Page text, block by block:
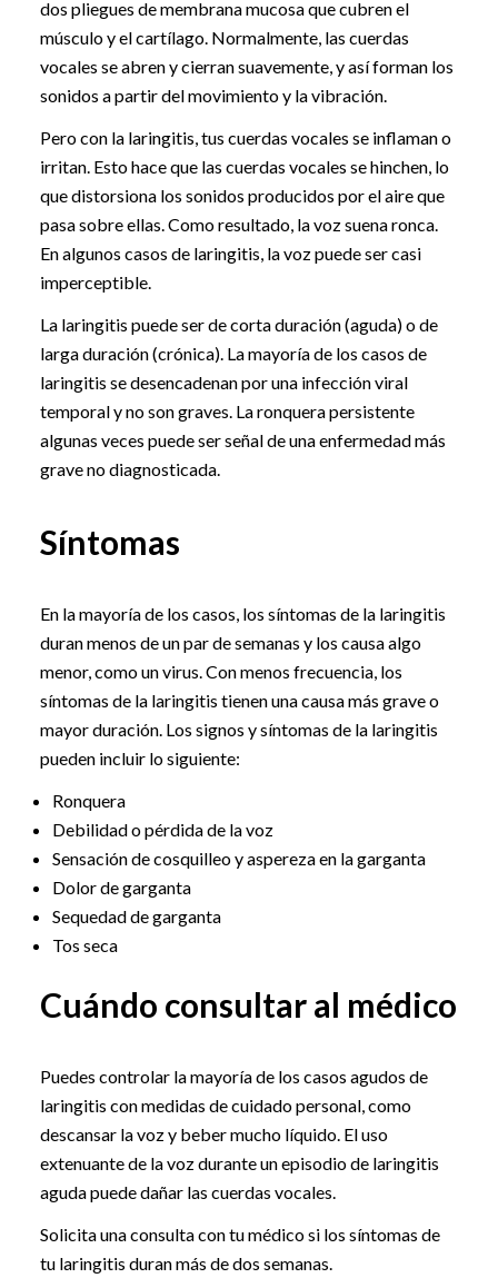
dos pliegues de membrana mucosa que cubren el
músculo y el cartílago. Normalmente, las cuerdas
vocales se abren y cierran suavemente, y así forman los
sonidos a partir del movimiento y la vibración.
Pero con la laringitis, tus cuerdas vocales se inflaman o
irritan. Esto hace que las cuerdas vocales se hinchen, lo
que distorsiona los sonidos producidos por el aire que
pasa sobre ellas. Como resultado, la voz suena ronca.
En algunos casos de laringitis, la voz puede ser casi
imperceptible.
La laringitis puede ser de corta duración (aguda) o de
larga duración (crónica). La mayoría de los casos de
laringitis se desencadenan por una infección viral
temporal y no son graves. La ronquera persistente
algunas veces puede ser señal de una enfermedad más
grave no diagnosticada.
Síntomas
En la mayoría de los casos, los síntomas de la laringitis
duran menos de un par de semanas y los causa algo
menor, como un virus. Con menos frecuencia, los
síntomas de la laringitis tienen una causa más grave o
mayor duración. Los signos y síntomas de la laringitis
pueden incluir lo siguiente:
Ronquera
Debilidad o pérdida de la voz
Sensación de cosquilleo y aspereza en la garganta
Dolor de garganta
Sequedad de garganta
Tos seca
Cuándo consultar al médico
Puedes controlar la mayoría de los casos agudos de
laringitis con medidas de cuidado personal, como
descansar la voz y beber mucho líquido. El uso
extenuante de la voz durante un episodio de laringitis
aguda puede dañar las cuerdas vocales.
Solicita una consulta con tu médico si los síntomas de
tu laringitis duran más de dos semanas.